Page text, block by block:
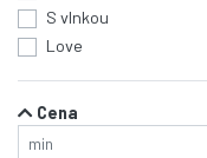
S vlnkou
Love
Cena